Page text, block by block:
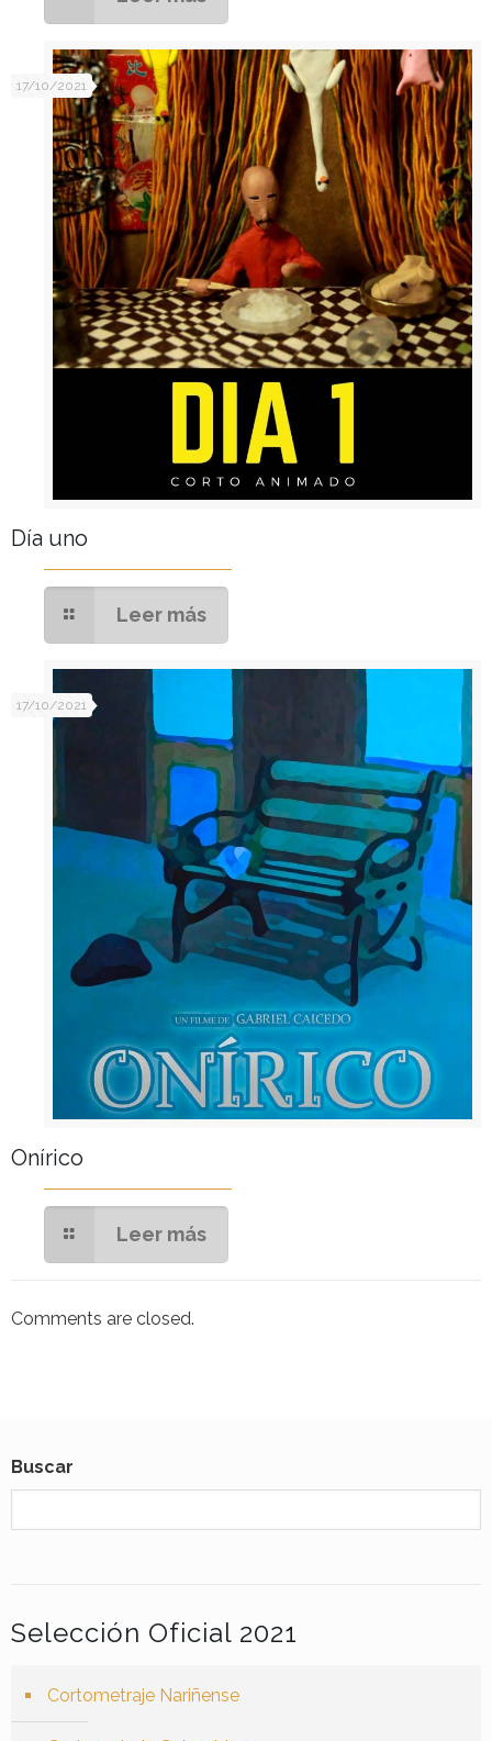
17/10/2021
Día uno
Leer más
17/10/2021
Onírico
Leer más
Comments are closed.
Buscar
Selección Oficial 2021
Cortometraje Nariñense